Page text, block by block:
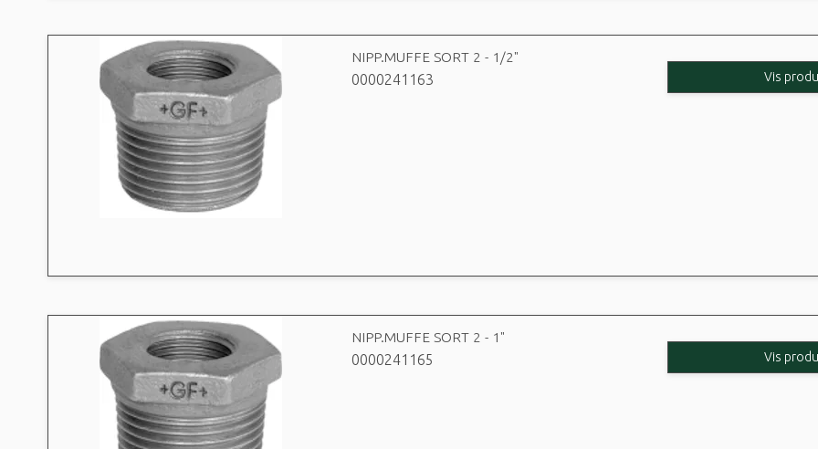
NIPP.MUFFE SORT 2 - 1/2"
0000241163 Vis
NIPP.MUFFE SORT 2 - 1"
0000241165 Vis